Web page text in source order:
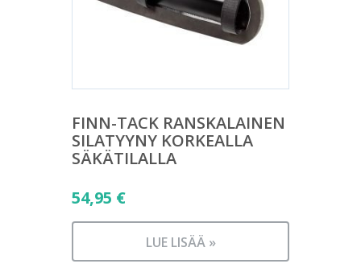
FINN-TACK RANSKALAINEN
SILATYYNY KORKEALLA
SÄKÄTILALLA
54,95 €
LUE LISÄÄ »